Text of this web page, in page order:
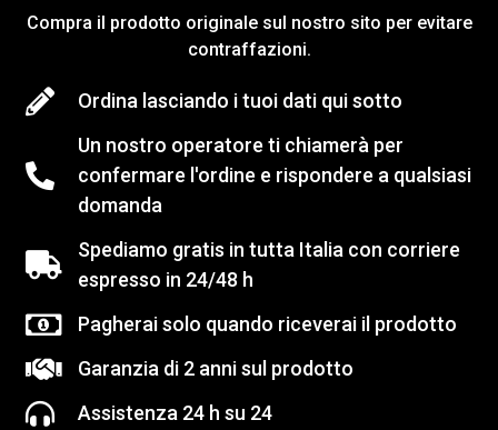
Compra il prodotto originale sul nostro sito per evitare
contraffazioni.
Ordina lasciando i tuoi dati qui sotto
Un nostro operatore ti chiamerà per
confermare l'ordine e rispondere a qualsiasi
domanda
Spediamo gratis in tutta Italia con corriere
espresso in 24/48 h
Pagherai solo quando riceverai il prodotto
Garanzia di 2 anni sul prodotto
Assistenza 24 h su 24